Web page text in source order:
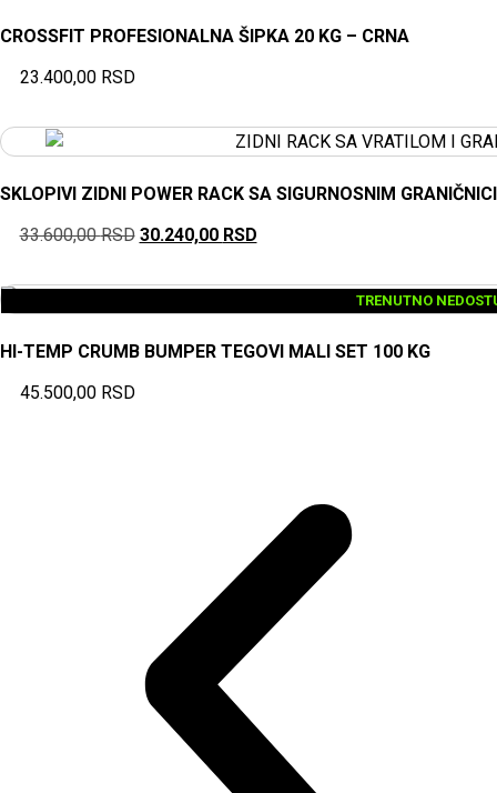
CROSSFIT PROFESIONALNA ŠIPKA 20 KG – CRNA
23.400,00 RSD
SKLOPIVI ZIDNI POWER RACK SA SIGURNOSNIM
33.600,00RSD 30.240,00 RSD
TRENUTNO
HI-TEMP CRUMB BUMPER TEGOVI MALI SET 100 KG
45.500,00 RSD